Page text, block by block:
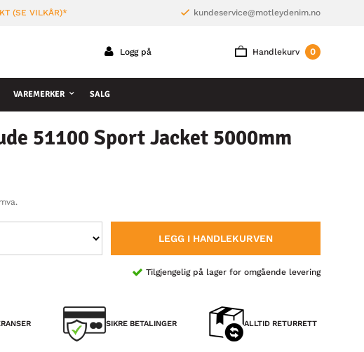
(SE VILKÅR)* kundeservice@motleydenim.no
Handlekurv 0
Logg på
VAREMERKER SALG
51100 Sport Jacket 5000mm
LEGG I HANDLEKURVEN
Tilgjengelig på lager for omgående levering
SIKRE BETALINGER ALLTID RETURRETT